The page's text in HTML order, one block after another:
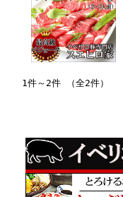
1件～2件 （全2件）